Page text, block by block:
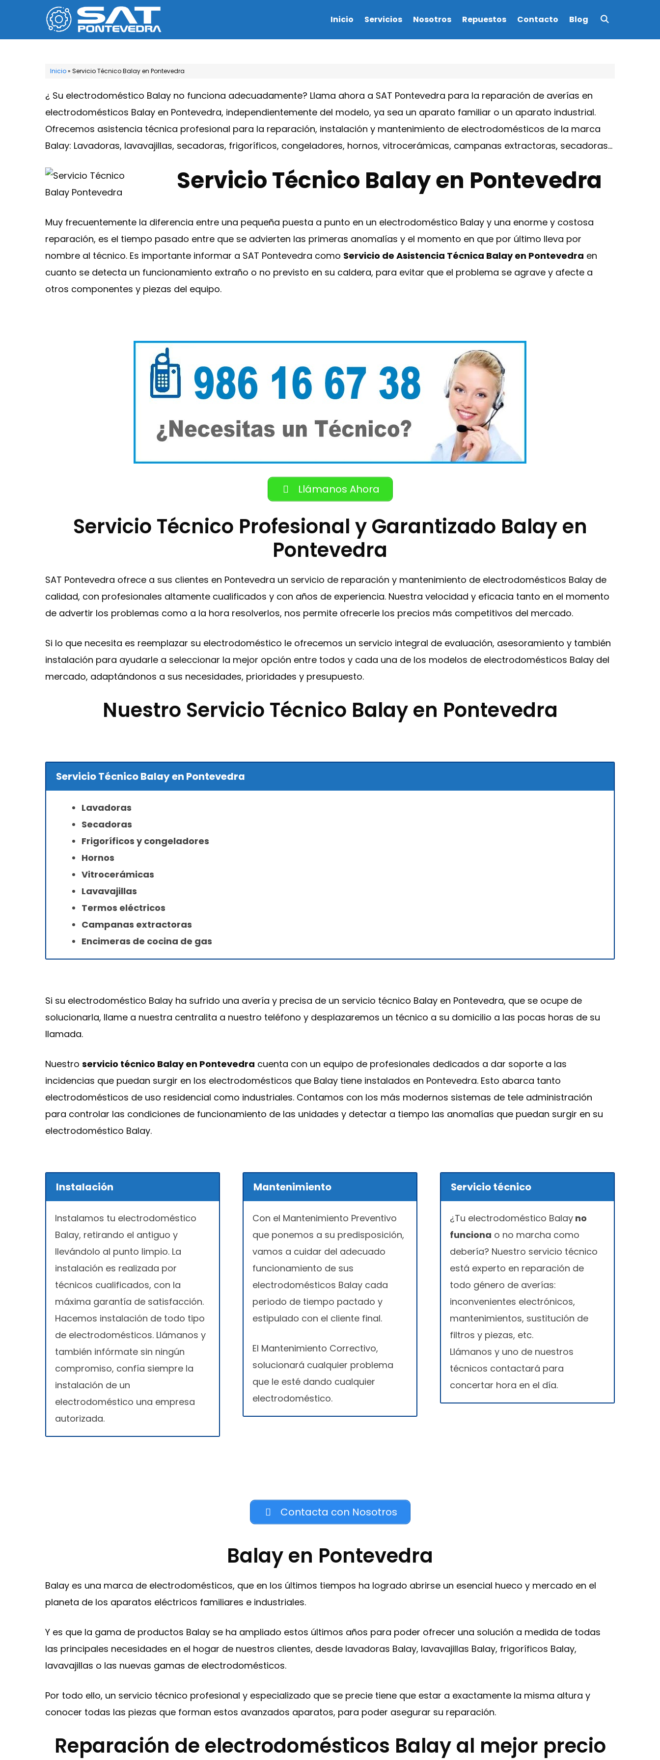
contenido
Inicio Servicios Nosotros Repuestos Contacto Blog
Inicio» Servicio Técnico Balay en Pontevedra
¿ Su electrodoméstico Balay no funciona adecuadamente? Llama ahora a SAT Pontevedra para la reparación de averías en
electrodomésticos Balay en Pontevedra, independientemente del modelo, ya sea un aparato familiar o un aparato industrial.
Ofrecemos asistencia técnica profesional para la reparación, instalación y mantenimiento de electrodomésticos de la marca
Balay: Lavadoras, lavavajillas, secadoras, frigoríficos, congeladores, hornos, vitrocerámicas, campanas extractoras, secadoras…
Servicio Técnico Balay en Pontevedra
Muy frecuentemente la diferencia entre una pequeña puesta a punto en un electrodoméstico Balay y una enorme y costosa
reparación, es el tiempo pasado entre que se advierten las primeras anomalías y el momento en que por último lleva por
nombre al técnico. Es importante informar a SAT Pontevedra como Servicio de Asistencia Técnica Balay en Pontevedra en
cuanto se detecta un funcionamiento extraño o no previsto en su caldera, para evitar que el problema se agrave y afecte a
otros componentes y piezas del equipo.
Llámanos Ahora
Servicio Técnico Profesional y Garantizado Balay en
Pontevedra
SAT Pontevedra ofrece a sus clientes en Pontevedra un servicio de reparación y mantenimiento de electrodomésticos Balay de
calidad, con profesionales altamente cualificados y con años de experiencia. Nuestra velocidad y eficacia tanto en el momento
de advertir los problemas como a la hora resolverlos, nos permite ofrecerle los precios más competitivos del mercado.
Si lo que necesita es reemplazar su electrodoméstico le ofrecemos un servicio integral de evaluación, asesoramiento y también
instalación para ayudarle a seleccionar la mejor opción entre todos y cada una de los modelos de electrodomésticos Balay del
mercado, adaptándonos a sus necesidades, prioridades y presupuesto.
Nuestro Servicio Técnico Balay en Pontevedra
Servicio Técnico Balay en Pontevedra
Lavadoras
Secadoras
Frigoríficos y congeladores
Hornos
Vitrocerámicas
Lavavajillas
Termos eléctricos
Campanas extractoras
Encimeras de cocina de gas
Si su electrodoméstico Balay ha sufrido una avería y precisa de un servicio técnico Balay en Pontevedra, que se ocupe de
solucionarla, llame a nuestra centralita a nuestro teléfono y desplazaremos un técnico a su domicilio a las pocas horas de su
llamada.
Nuestro servicio técnico Balay en Pontevedra cuenta con un equipo de profesionales dedicados a dar soporte a las
incidencias que puedan surgir en los electrodomésticos que Balay tiene instalados en Pontevedra. Esto abarca tanto
electrodomésticos de uso residencial como industriales. Contamos con los más modernos sistemas de tele administración
para controlar las condiciones de funcionamiento de las unidades y detectar a tiempo las anomalías que puedan surgir en su
electrodoméstico Balay.
Instalación
Instalamos tu electrodoméstico
Balay, retirando el antiguo y
llevándolo al punto limpio. La
instalación es realizada por
técnicos cualificados, con la
máxima garantía de satisfacción.
Hacemos instalación de todo tipo
de electrodomésticos. Llámanos y
también infórmate sin ningún
compromiso, confía siempre la
instalación de un
electrodoméstico una empresa
autorizada.
Mantenimiento
Con el Mantenimiento Preventivo
que ponemos a su predisposición,
vamos a cuidar del adecuado
funcionamiento de sus
electrodomésticos Balay cada
periodo de tiempo pactado y
estipulado con el cliente final.
El Mantenimiento Correctivo,
solucionará cualquier problema
que le esté dando cualquier
electrodoméstico.
Servicio técnico
¿Tu electrodoméstico Balay no
funciona o no marcha como
debería? Nuestro servicio técnico
está experto en reparación de
todo género de averías:
inconvenientes electrónicos,
mantenimientos, sustitución de
filtros y piezas, etc.
Llámanos y uno de nuestros
técnicos contactará para
concertar hora en el día.
Contacta con Nosotros
Balay en Pontevedra
Balay es una marca de electrodomésticos, que en los últimos tiempos ha logrado abrirse un esencial hueco y mercado en el
planeta de los aparatos eléctricos familiares e industriales.
Y es que la gama de productos Balay se ha ampliado estos últimos años para poder ofrecer una solución a medida de todas
las principales necesidades en el hogar de nuestros clientes, desde lavadoras Balay, lavavajillas Balay, frigoríficos Balay,
lavavajillas o las nuevas gamas de electrodomésticos.
Por todo ello, un servicio técnico profesional y especializado que se precie tiene que estar a exactamente la misma altura y
conocer todas las piezas que forman estos avanzados aparatos, para poder asegurar su reparación.
Reparación de electrodomésticos Balay al mejor precio